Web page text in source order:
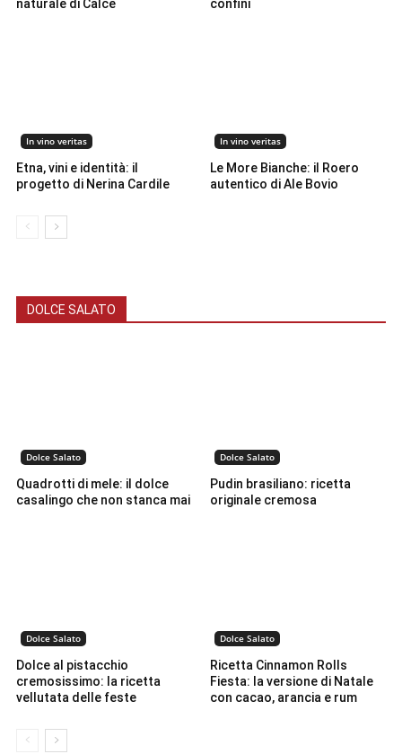
naturale di Calce
confini
In vino veritas
Etna, vini e identità: il
progetto di Nerina Cardile
In vino veritas
Le More Bianche: il Roero
autentico di Ale Bovio
DOLCE SALATO
Dolce Salato
Quadrotti di mele: il dolce
casalingo che non stanca mai
Dolce Salato
Pudin brasiliano: ricetta
originale cremosa
Dolce Salato
Dolce al pistacchio
cremosissimo: la ricetta
vellutata delle feste
Dolce Salato
Ricetta Cinnamon Rolls
Fiesta: la versione di Natale
con cacao, arancia e rum